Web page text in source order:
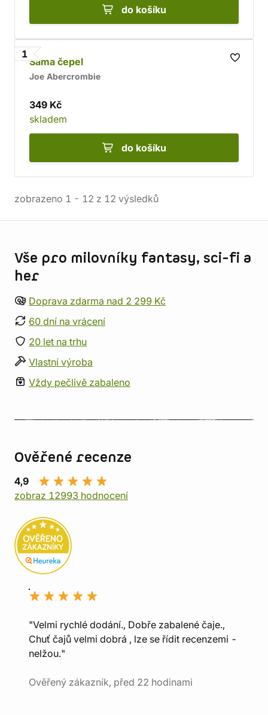
do košíku
1
Sama čepel
Joe Abercrombie
349 Kč
skladem
do košíku
zobrazeno 1 - 12 z 12 výsledků
Vše pro milovníky fantasy, sci-fi a
her
Doprava zdarma nad 2 299 Kč
60 dní na vrácení
20 let na trhu
Vlastní výroba
Vždy pečlivě zabaleno
Ověřené recenze
4,9
zobraz 12993 hodnocení
"Velmi rychlé dodání., Dobře zabalené čaje.,
Chuť čajů velmi dobrá , lze se řídit recenzemi -
nelžou."
Ověřený zákazník, před 22 hodinami